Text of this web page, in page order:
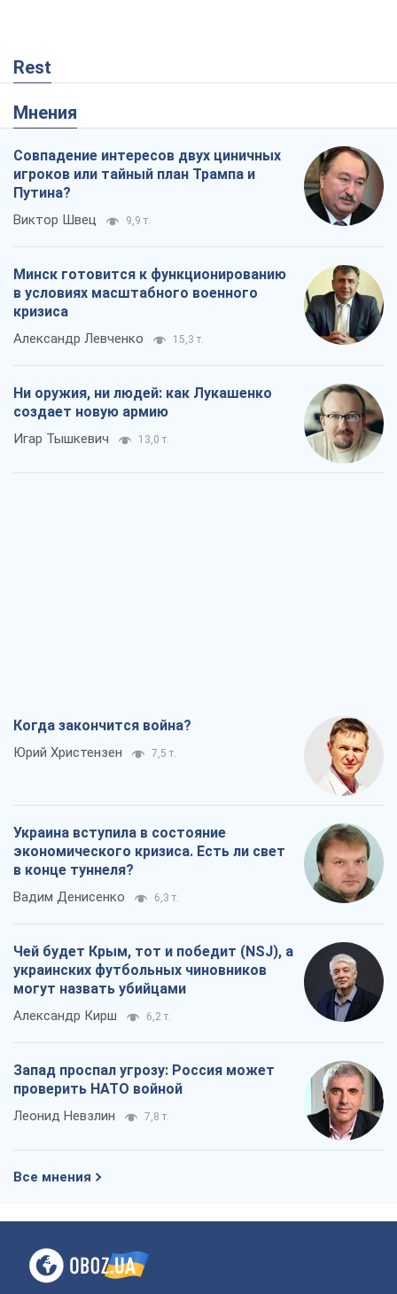
Rest
Мнения
Совпадение интересов двух циничных
игроков или тайный план Трампа и
Путина?
Виктор Швец 9,9 т.
Минск готовится к функционированию
в условиях масштабного военного
кризиса
Александр Левченко 15,3 т.
Ни оружия, ни людей: как Лукашенко
создает новую армию
Игар Тышкевич 13,0 т.
Когда закончится война?
Юрий Христензен 7,5 т.
Украина вступила в состояние
экономического кризиса. Есть ли свет
в конце туннеля?
Вадим Денисенко 6,3 т.
Чей будет Крым, тот и победит (NSJ), а
украинских футбольных чиновников
могут назвать убийцами
Александр Кирш 6,2 т.
Запад проспал угрозу: Россия может
проверить НАТО войной
Леонид Невзлин 7,8 т.
Все мнения